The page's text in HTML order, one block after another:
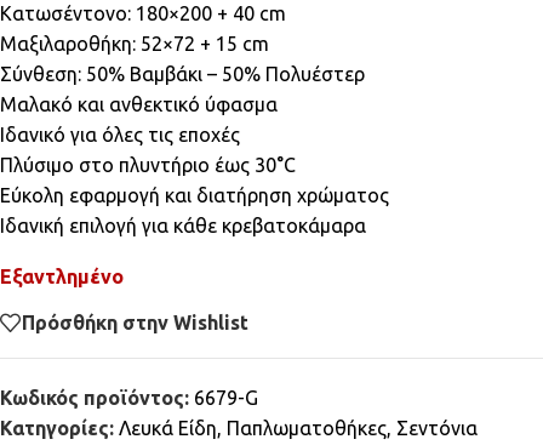
Κατωσέντονο: 180×200 + 40 cm
Μαξιλαροθήκη: 52×72 + 15 cm
Σύνθεση: 50% Βαμβάκι – 50% Πολυέστερ
Μαλακό και ανθεκτικό ύφασμα
Ιδανικό για όλες τις εποχές
Πλύσιμο στο πλυντήριο έως 30°C
Εύκολη εφαρμογή και διατήρηση χρώματος
Ιδανική επιλογή για κάθε κρεβατοκάμαρα
Εξαντλημένο
Πρόσθήκη στην Wishlist
Κωδικός προϊόντος: 6679-G
Κατηγορίες: Λευκά Είδη, Παπλωματοθήκες, Σεντόνια